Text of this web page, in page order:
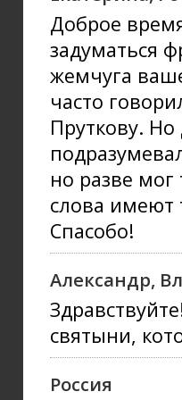
Доброе
задуматься
жемчуга
часто
Пруткову.
но разве мог
слова имеют
Спасобо!
Александр,
святыни,
Россия